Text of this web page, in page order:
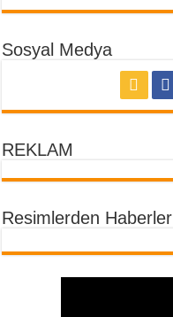
Sosyal Medya
REKLAM
Resimlerden Haberler